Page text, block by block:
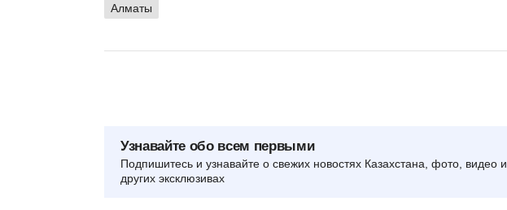
Алматы
Узнавайте обо всем первыми
Подпишитесь и узнавайте о свежих новостях Казахстана, фото, видео и
других эксклюзивах